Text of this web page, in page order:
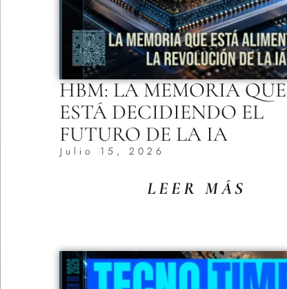
HBM: LA MEMORIA QUE
ESTÁ DECIDIENDO EL
FUTURO DE LA IA
Julio 15, 2026
LEER MÁS